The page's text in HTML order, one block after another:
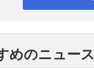
めのニュース